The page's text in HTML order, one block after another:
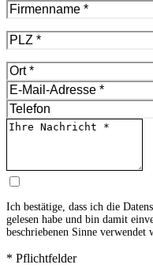
Ich bestätige, dass ich die
gelesen habe und bin damit
beschriebenen Sinne verwendet
* Pflichtfelder